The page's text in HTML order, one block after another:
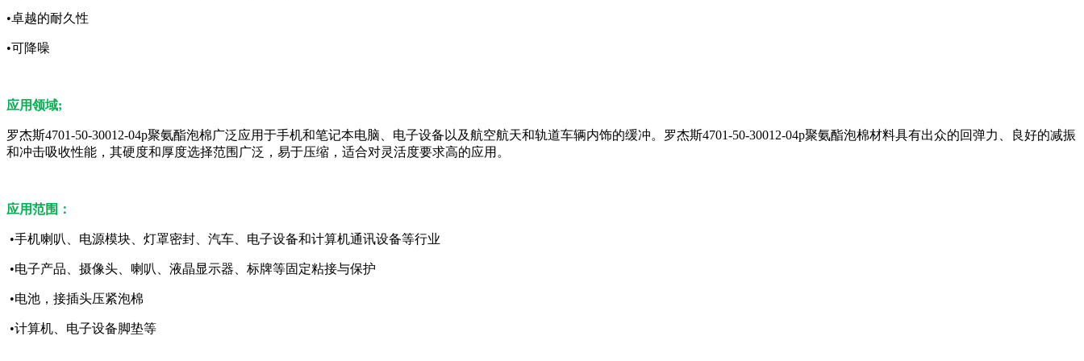
•卓越的耐久性
•可降噪
应用领域;
罗杰斯4701-50-30012-04p聚氨酯泡棉广泛应用于手机和笔记本电脑、电子设备以及航空航天和轨道车辆内饰的缓冲。罗杰斯4701-50-30012-04p聚氨酯泡棉材料具有出众的回弹力、良好的减振
和冲击吸收性能，其硬度和厚度选择范围广泛，易于压缩，适合对灵活度要求高的应用。
应用范围：
•手机喇叭、电源模块、灯罩密封、汽车、电子设备和计算机通讯设备等行业
•电子产品、摄像头、喇叭、液晶显示器、标牌等固定粘接与保护
•电池，接插头压紧泡棉
•计算机、电子设备脚垫等